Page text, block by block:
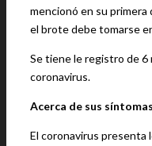
mencionó en su
el brote debe tomarse
Se tiene le registro de 6
coronavirus.
Acerca de sus
El coronavirus presenta